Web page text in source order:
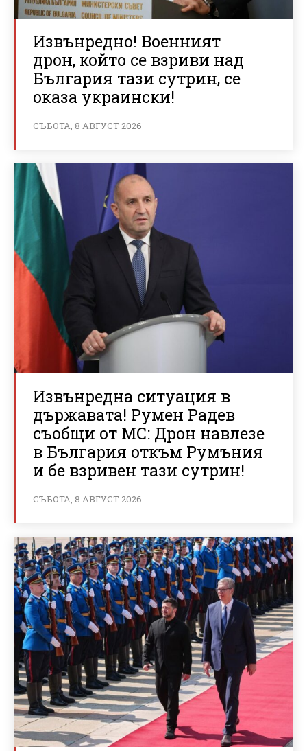
Извънредно! Военният
дрон, който се взриви над
България тази сутрин, се
оказа украински!
СЪБОТА, 8 АВГУСТ 2026
Извънредна ситуация в
държавата! Румен Радев
съобщи от МС: Дрон навлезе
в България откъм Румъния
и бе взривен тази сутрин!
СЪБОТА, 8 АВГУСТ 2026